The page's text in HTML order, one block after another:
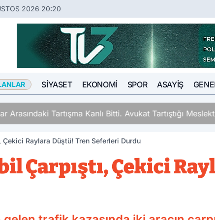
2026 20:20
SIYASET EKONOMI SPOR ASAYIŞ
Tartışma Kanlı Bitti. Avukat Tartıştığı Meslektaşını İki
Çekici Raylara Düştü! Tren Seferleri Durdu
Çarpıştı, Çekici